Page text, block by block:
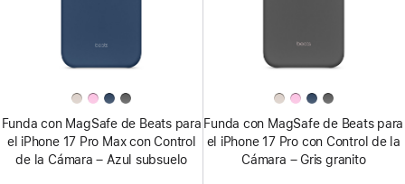
Funda con MagSafe de Beats para
el iPhone 17 Pro Max con Control
de la Cámara – Azul subsuelo
Funda con MagSafe de Beats para
el iPhone 17 Pro con Control de la
Cámara – Gris granito